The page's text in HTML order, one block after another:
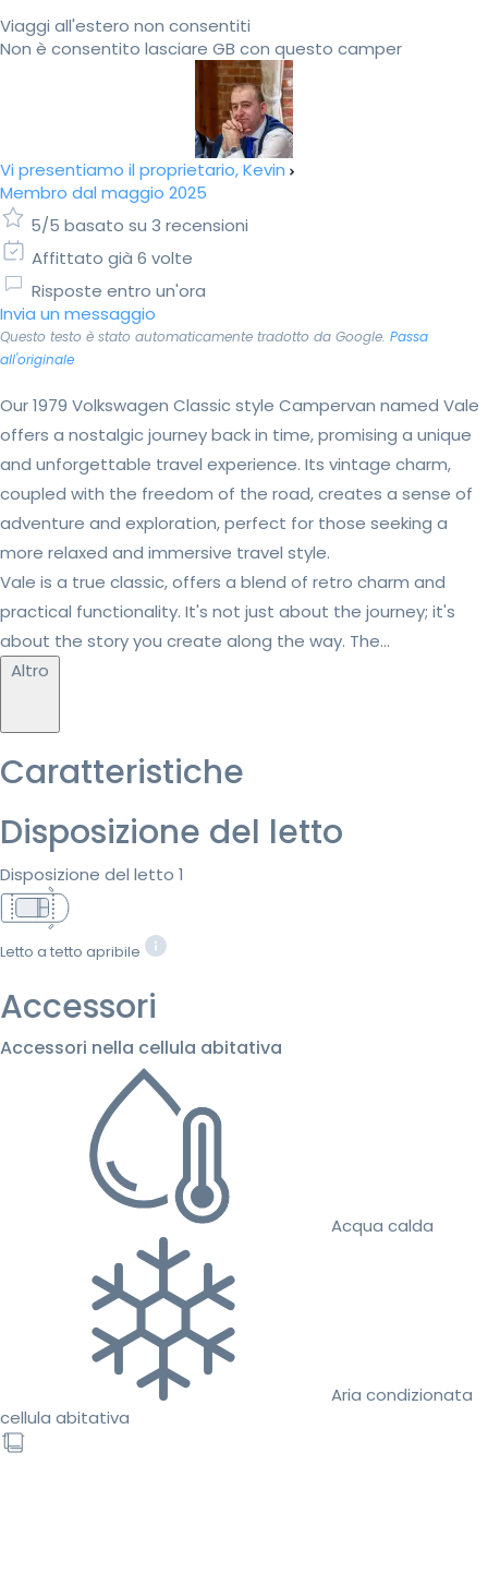
Viaggi all'estero non consentiti
Non è consentito lasciare GB con questo camper
Vi presentiamo il proprietario, Kevin
Membro dal maggio 2025
5/5 basato su 3 recensioni
Affittato già 6 volte
Risposte entro un'ora
Invia un messaggio
Questo testo è stato automaticamente tradotto da Google. Passa
all'originale
Our 1979 Volkswagen Classic style Campervan named Vale
offers a nostalgic journey back in time, promising a unique
and unforgettable travel experience. Its vintage charm,
coupled with the freedom of the road, creates a sense of
adventure and exploration, perfect for those seeking a
more relaxed and immersive travel style.
Vale is a true classic, offers a blend of retro charm and
practical functionality. It's not just about the journey; it's
about the story you create along the way. The...
Altro
Caratteristiche
Disposizione del letto
Disposizione del letto 1
Letto a tetto apribile
Accessori
Accessori nella cellula abitativa
Acqua calda
Aria condizionata
cellula abitativa